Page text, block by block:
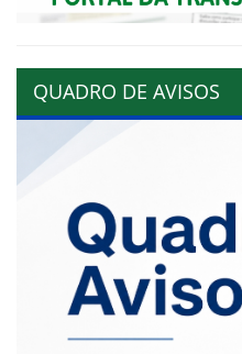
QUADRO DE AVISOS